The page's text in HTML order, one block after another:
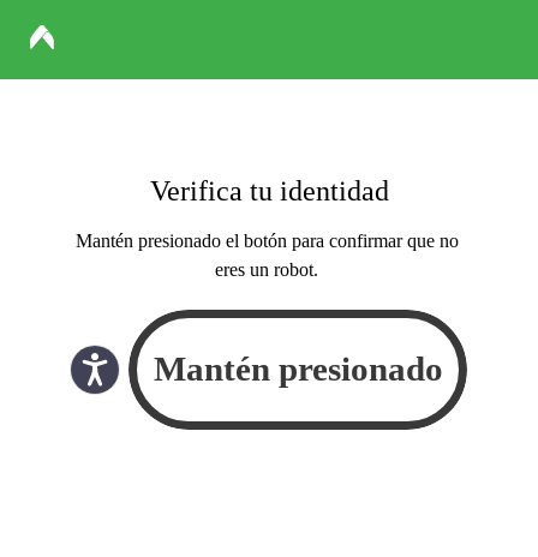
Verifica tu identidad
Mantén presionado el botón para confirmar que no
eres un robot.